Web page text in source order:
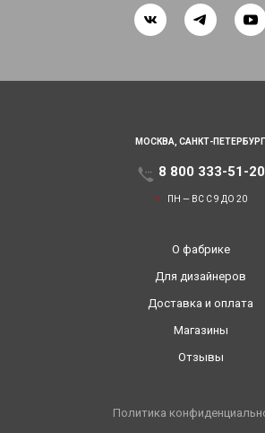
МОСКВА, САНКТ-ПЕТЕРБУРГ
8 800 333-51-20
ПН — ВС С 9 ДО 20
О фабрике
Для дизайнеров
Доставка и оплата
Магазины
Отзывы
Политика